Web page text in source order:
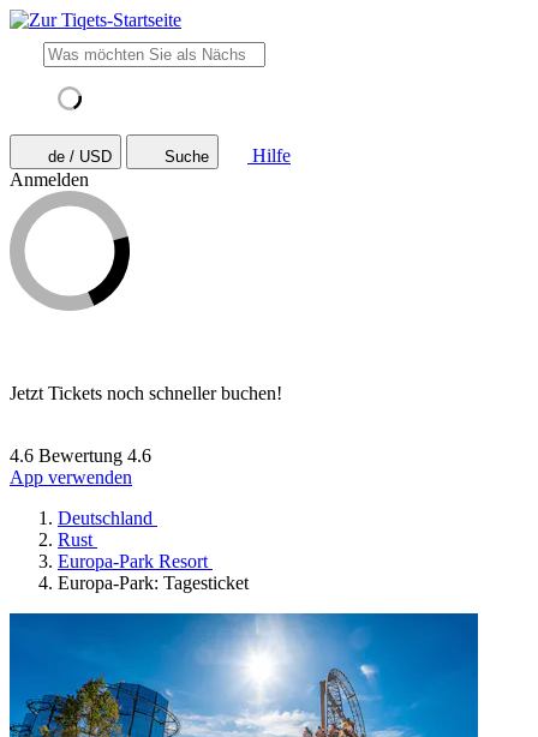
de / USD Suche
Hilfe
Anmelden
Jetzt Tickets noch schneller buchen!
4.6 Bewertung 4.6
App verwenden
Deutschland
Rust
Europa-Park Resort
Europa-Park: Tagesticket